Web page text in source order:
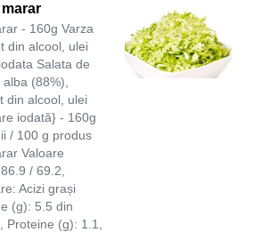
- 160g Varza
din alcool, ulei
Salata de
(88%),
din alcool, ulei
iodată} - 160g
/ 100 g produs
Valoare
/ 69.2,
Acizi grași
(g): 5.5 din
(g): 1.1,